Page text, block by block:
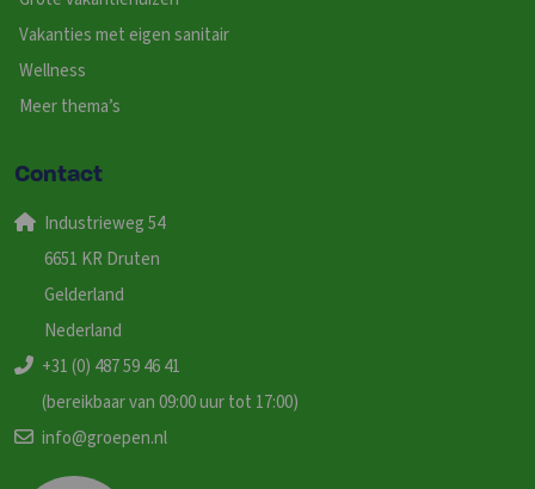
Vakanties met eigen sanitair
Wellness
Meer thema’s
Contact
Industrieweg 54
6651 KR Druten
Gelderland
Nederland
+31 (0) 487 59 46 41
(bereikbaar van 09:00 uur tot 17:00)
info@groepen.nl